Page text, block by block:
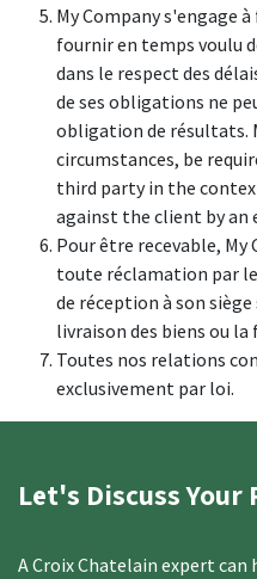
My Company s'engage
fournir en temps voulu
dans le respect des
de ses obligations ne
obligation de résultats.
circumstances, be
third party in the
against the client by an
Pour être recevable,
toute réclamation par
de réception à son
livraison des biens ou la
Toutes nos relations
exclusivement par loi.
Let's Discuss Your
A Croix Chatelain expert